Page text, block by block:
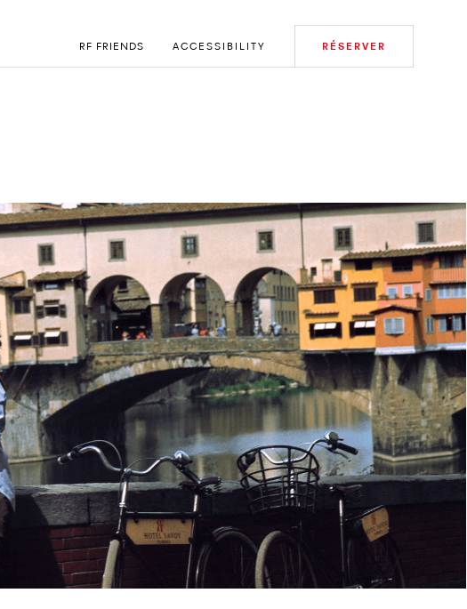
RF FRIENDS ACCESSIBILITY RÉSERVER